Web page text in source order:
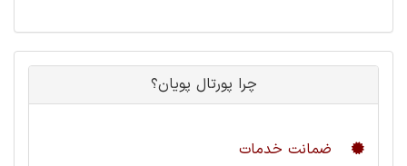
چرا پورتال پویان؟
ضمانت خدمات